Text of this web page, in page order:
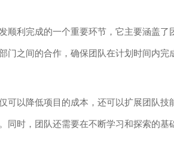
利完成的一个重要环节，它主要涵盖了
门之间的合作，确保团队在计划时间内
以降低项目的成本，还可以扩展团队技
同时，团队还需要在不断学习和探索的